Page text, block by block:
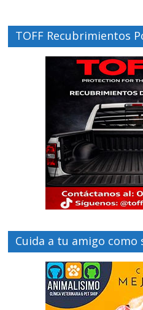
TOFF Recubrimientos
Cuida a tu amigo como